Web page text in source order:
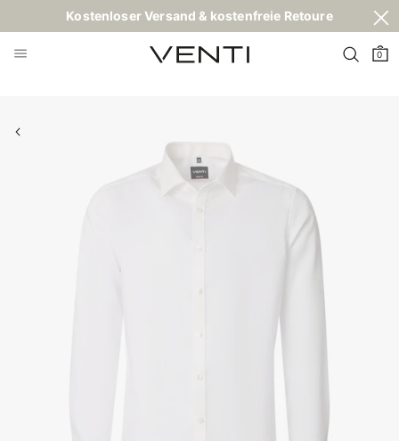
Kostenloser Versand & kostenfreie Retoure
0